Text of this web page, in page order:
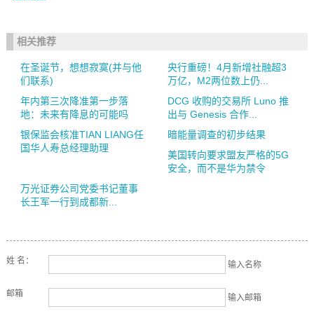
相关推荐
在圣诞节，想想寂寞(并与他
们联系)
央行重磅！4月新增社融超3
万亿，M2两位数上仍...
年内第三次降准第一步落
地：未来有降息的可能吗
DCG 收购的交易所 Luno 推
出与 Genesis 合作...
银保监会核准TIAN LIANG任
国华人寿总经理助理
暗能量调查的初步结果
美国转向要求盟友严格的5G
安全，而不是华为禁令
万光证券公司党委书记董事
长王军一行到成都新...
姓 名： 输入名称
邮箱 输入邮箱